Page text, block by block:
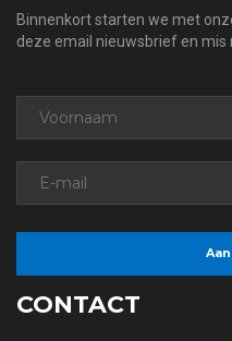
Binnenkort starten we met
deze email nieuwsbrief en mis
CONTACT